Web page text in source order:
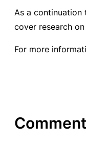
As a continuation
cover research
For more